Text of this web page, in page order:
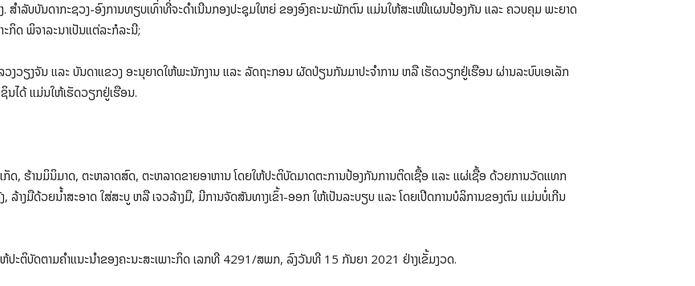
ສຳລັບບັນດາກະຊວງ-ອົງການທຽບເທົ່າທີ່ຈະດຳເນີນກອງປະຊຸມໃຫຍ່ ຂອງອົງຄະນະພັກຕົນ ແມ່ນໃຫ້ສະເໜີແຜນປ້ອງກັນ ແລະ ຄວບຄຸມ ພະຍາດ
ກິດ ພິຈາລະນາເປັນແຕ່ລະກໍລະນີ;
ວຽງຈັນ ແລະ ບັນດາແຂວງ ອະນຸຍາດໃຫ້ພະນັກງານ ແລະ ລັດຖະກອນ ຜັດປ່ຽນກັນມາປະຈຳການ ຫລື ເຮັດວຽກຢູ່ເຮືອນ ຜ່ານລະບົບເອເລັກ
ໄດ້ ແມ່ນໃຫ້ເຮັດວຽກຢູ່ເຮືອນ.
ກັດ, ຮ້ານມິນິມາດ, ຕະຫລາດສົດ, ຕະຫລາດຂາຍອາຫານ ໂດຍໃຫ້ປະຕິບັດມາດຕະການປ້ອງກັນການຕິດເຊື້ອ ແລະ ແຜ່ເຊື້ອ ດ້ວຍການວັດແທກ
ງມືດ້ວຍນໍ້າສະອາດ ໃສ່ສະບູ ຫລື ເຈວລ້າງມື, ມີການຈັດສັນທາງເຂົ້າ-ອອກ ໃຫ້ເປັນລະບຽບ ແລະ ໂດຍເປີດການບໍລິການຂອງຕົນ ແມ່ນບໍ່ເກີນ
ປະຕິບັດຕາມຄຳແນະນຳຂອງຄະນະສະເພາະກິດ ເລກທີ 4291/ສພກ, ລົງວັນທີ 15 ກັນຍາ 2021 ຢ່າງເຂັ້ມງວດ.